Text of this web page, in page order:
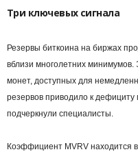
Три ключевых сигнала
Резервы биткоина на биржах
вблизи многолетних минимумов.
монет, доступных для
резервов приводило к
подчеркнули специалисты.
Коэффициент MVRV находится